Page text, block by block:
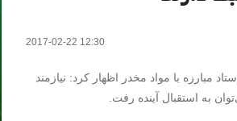
2017-02-22 12:30
مبارزه با مواد مخدر اظهار کرد: نیازمند
به استقبال آینده رفت.